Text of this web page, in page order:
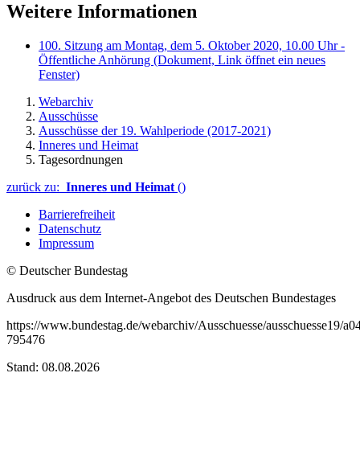
Weitere Informationen
100. Sitzung am Montag, dem 5. Oktober 2020, 10.00 Uhr -
Öffentliche Anhörung (Dokument, Link öffnet ein neues
Fenster)
Webarchiv
Ausschüsse
Ausschüsse der 19. Wahlperiode (2017-2021)
Inneres und Heimat
Tagesordnungen
zurück zu: Inneres und Heimat ()
Barrierefreiheit
Datenschutz
Impressum
© Deutscher Bundestag
Ausdruck aus dem Internet-Angebot des Deutschen Bundestages
https://www.bundestag.de/webarchiv/Ausschuesse/ausschuesse19/
795476
Stand: 08.08.2026